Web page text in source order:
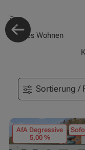
Wohnen
Sortierung /
AfA Degressive
5,00 %